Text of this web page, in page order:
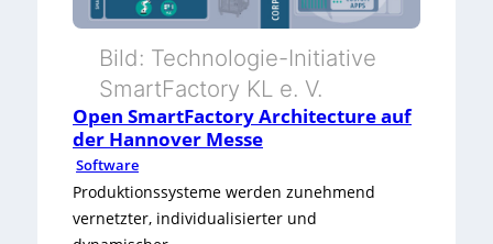
Bild: Technologie-Initiative
SmartFactory KL e. V.
Open SmartFactory Architecture auf
der Hannover Messe
Software
Produktionssysteme werden zunehmend
vernetzter, individualisierter und